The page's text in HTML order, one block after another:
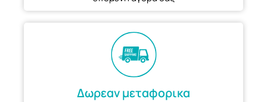
Δωρεαν μεταφορικα